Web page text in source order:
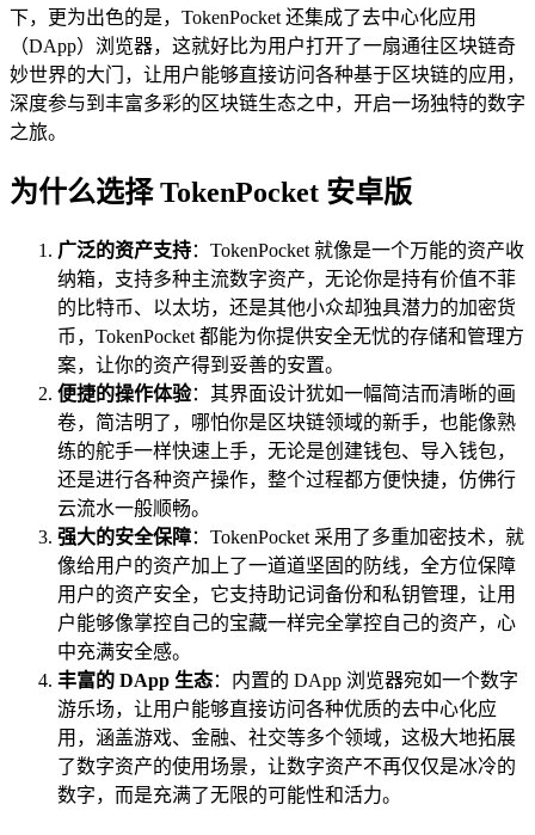
下，更为出色的是，TokenPocket 还集成了去中心化应用
（DApp）浏览器，这就好比为用户打开了一扇通往区块链奇
妙世界的大门，让用户能够直接访问各种基于区块链的应用，
深度参与到丰富多彩的区块链生态之中，开启一场独特的数字
之旅。
为什么选择 TokenPocket 安卓版
广泛的资产支持：TokenPocket 就像是一个万能的资产收
纳箱，支持多种主流数字资产，无论你是持有价值不菲
的比特币、以太坊，还是其他小众却独具潜力的加密货
币，TokenPocket 都能为你提供安全无忧的存储和管理方
案，让你的资产得到妥善的安置。
便捷的操作体验：其界面设计犹如一幅简洁而清晰的画
卷，简洁明了，哪怕你是区块链领域的新手，也能像熟
练的舵手一样快速上手，无论是创建钱包、导入钱包，
还是进行各种资产操作，整个过程都方便快捷，仿佛行
云流水一般顺畅。
强大的安全保障：TokenPocket 采用了多重加密技术，就
像给用户的资产加上了一道道坚固的防线，全方位保障
用户的资产安全，它支持助记词备份和私钥管理，让用
户能够像掌控自己的宝藏一样完全掌控自己的资产，心
中充满安全感。
丰富的 DApp 生态：内置的 DApp 浏览器宛如一个数字
游乐场，让用户能够直接访问各种优质的去中心化应
用，涵盖游戏、金融、社交等多个领域，这极大地拓展
了数字资产的使用场景，让数字资产不再仅仅是冰冷的
数字，而是充满了无限的可能性和活力。